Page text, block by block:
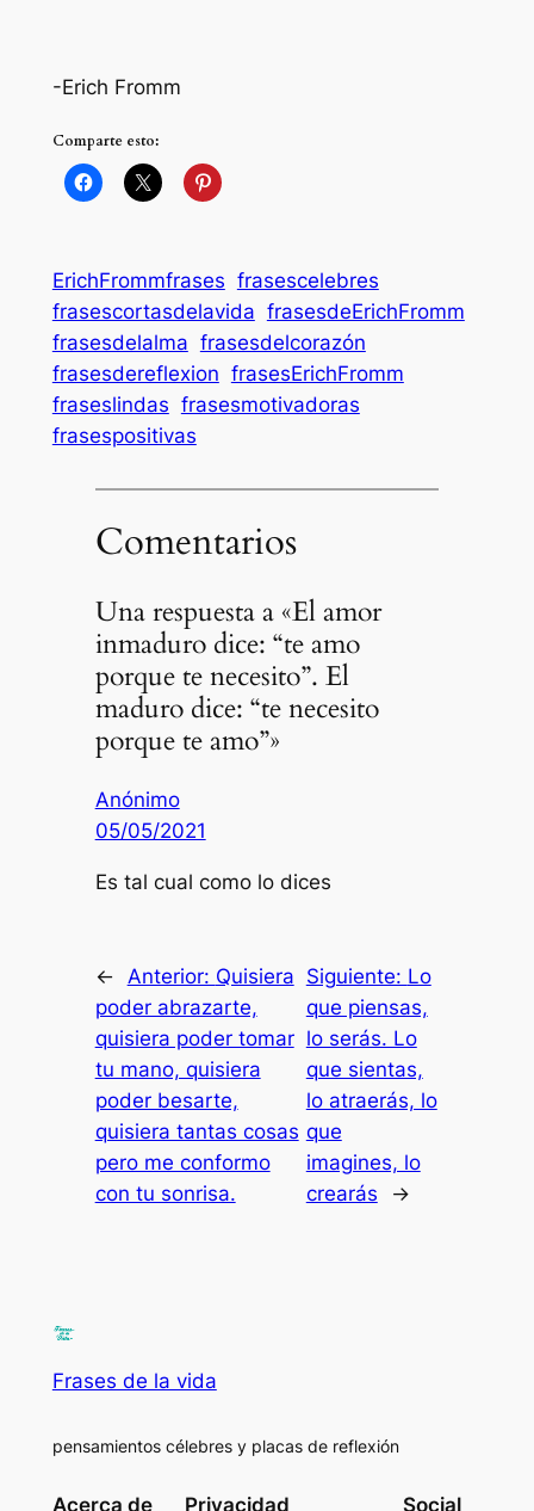
-Erich Fromm
Comparte esto:
ErichFrommfrases frasescelebres
frasescortasdelavida frasesdeErichFromm
frasesdelalma frasesdelcorazón
frasesdereflexion frasesErichFromm
fraseslindas frasesmotivadoras
frasespositivas
Comentarios
Una respuesta a «El amor
inmaduro dice: “te amo
porque te necesito”. El
maduro dice: “te necesito
porque te amo”»
Anónimo
05/05/2021
Es tal cual como lo dices
← Anterior: Quisiera
poder abrazarte,
quisiera poder tomar
tu mano, quisiera
poder besarte,
quisiera tantas cosas
pero me conformo
con tu sonrisa.
Siguiente: Lo
que piensas,
lo serás. Lo
que sientas,
lo atraerás, lo
que
imagines, lo
crearás
→
Frases de la vida
pensamientos célebres y placas de reflexión
Acerca de Privacidad Social